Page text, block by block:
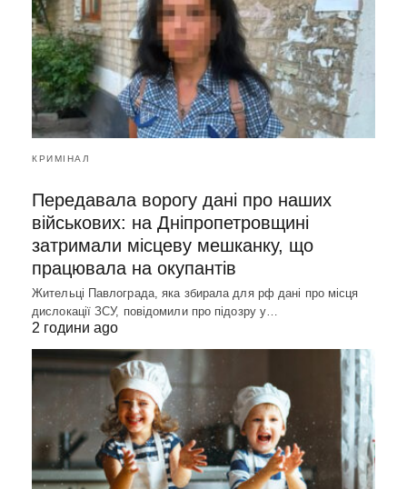
КРИМІНАЛ
Передавала ворогу дані про наших
військових: на Дніпропетровщині
затримали місцеву мешканку, що
працювала на окупантів
Жительці Павлограда, яка збирала для рф дані про місця
дислокації ЗСУ, повідомили про підозру у…
2 години ago